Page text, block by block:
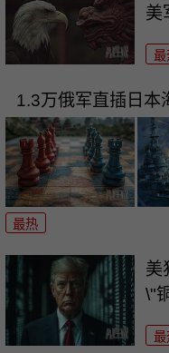
美
最
1.3万俄军直插日本
最热
美
\"
最